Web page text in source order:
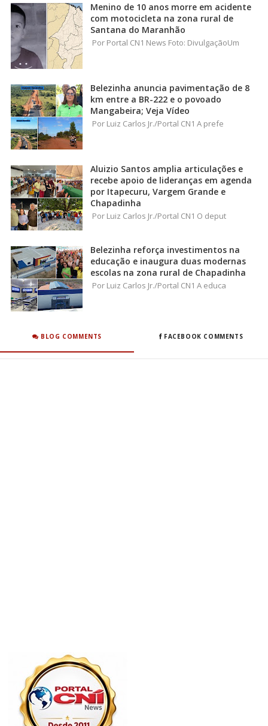
Menino de 10 anos morre em acidente
com motocicleta na zona rural de
Santana do Maranhão
Por Portal CN1 News Foto: DivulgaçãoUm
Belezinha anuncia pavimentação de 8
km entre a BR-222 e o povoado
Mangabeira; Veja Vídeo
Por Luiz Carlos Jr./Portal CN1 A prefe
Aluizio Santos amplia articulações e
recebe apoio de lideranças em agenda
por Itapecuru, Vargem Grande e
Chapadinha
Por Luiz Carlos Jr./Portal CN1 O deput
Belezinha reforça investimentos na
educação e inaugura duas modernas
escolas na zona rural de Chapadinha
Por Luiz Carlos Jr./Portal CN1 A educa
BLOG COMMENTS FACEBOOK COMMENTS